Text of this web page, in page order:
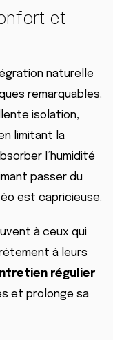
et
naturelle
remarquables.
isolation,
limitant la
l’humidité
passer du
est capricieuse.
à ceux qui
à leurs
régulier
et prolonge sa